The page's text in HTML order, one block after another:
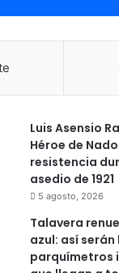
Luis Asensio
Héroe de
resistencia
asedio de 1921
5 agosto, 2026
Talavera
azul: así serán
parquímetros